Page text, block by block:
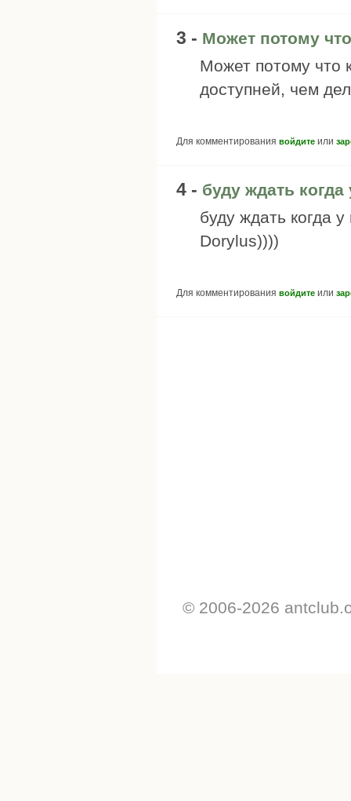
3 - Может потому
Может потому что
доступней, чем
Для комментирования войдите или
4 - буду ждать
буду ждать когда
Dorylus))))
Для комментирования войдите или
© 2006-2026